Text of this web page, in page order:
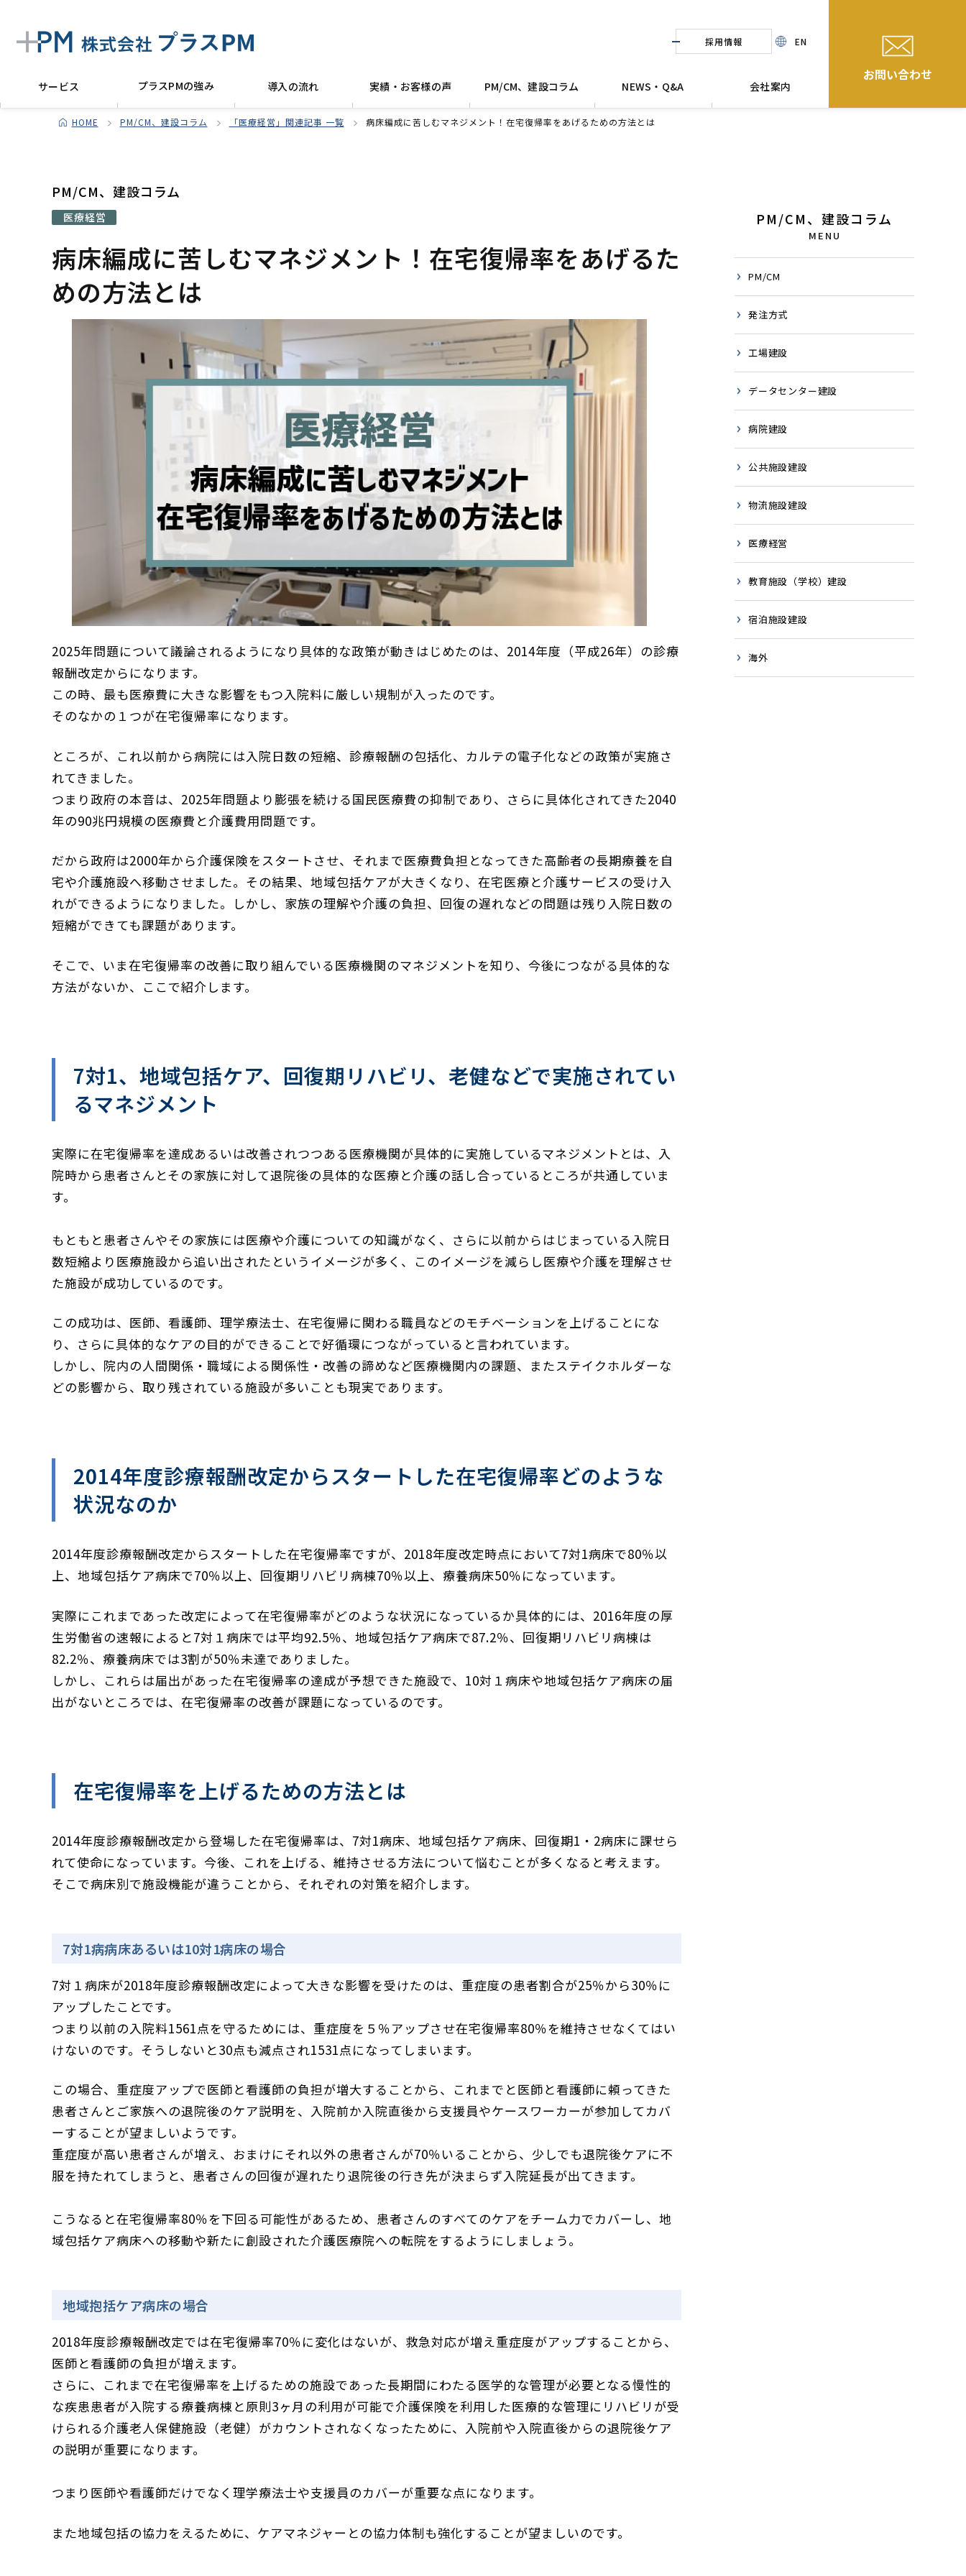
採用情報 EN
サービス プラスPMの強み 導入の流れ 実績・お客様の声 PM/CM、建設コラム NEWS・Q&A 会社案内
お問い合わせ
HOME PM/CM、建設コラム 「医療経営」関連記事 一覧 病床編成に苦しむマネジメント！在宅復帰率をあげるための方法とは
PM/CM、建設コラム
医療経営
病床編成に苦しむマネジメント！在宅復帰率をあげるた
めの方法とは
2025年問題について議論されるようになり具体的な政策が動きはじめたのは、2014年度（平成26年）の診療
報酬改定からになります。
この時、最も医療費に大きな影響をもつ入院料に厳しい規制が入ったのです。
そのなかの１つが在宅復帰率になります。
ところが、これ以前から病院には入院日数の短縮、診療報酬の包括化、カルテの電子化などの政策が実施さ
れてきました。
つまり政府の本音は、2025年問題より膨張を続ける国民医療費の抑制であり、さらに具体化されてきた2040
年の90兆円規模の医療費と介護費用問題です。
だから政府は2000年から介護保険をスタートさせ、それまで医療費負担となってきた高齢者の長期療養を自
宅や介護施設へ移動させました。その結果、地域包括ケアが大きくなり、在宅医療と介護サービスの受け入
れができるようになりました。しかし、家族の理解や介護の負担、回復の遅れなどの問題は残り入院日数の
短縮ができても課題があります。
そこで、いま在宅復帰率の改善に取り組んでいる医療機関のマネジメントを知り、今後につながる具体的な
方法がないか、ここで紹介します。
7対1、地域包括ケア、回復期リハビリ、老健などで実施されてい
るマネジメント
実際に在宅復帰率を達成あるいは改善されつつある医療機関が具体的に実施しているマネジメントとは、入
院時から患者さんとその家族に対して退院後の具体的な医療と介護の話し合っているところが共通していま
す。
もともと患者さんやその家族には医療や介護についての知識がなく、さらに以前からはじまっている入院日
数短縮より医療施設から追い出されたというイメージが多く、このイメージを減らし医療や介護を理解させ
た施設が成功しているのです。
この成功は、医師、看護師、理学療法士、在宅復帰に関わる職員などのモチベーションを上げることにな
り、さらに具体的なケアの目的ができることで好循環につながっていると言われています。
しかし、院内の人間関係・職域による関係性・改善の諦めなど医療機関内の課題、またステイクホルダーな
どの影響から、取り残されている施設が多いことも現実であります。
2014年度診療報酬改定からスタートした在宅復帰率どのような
状況なのか
2014年度診療報酬改定からスタートした在宅復帰率ですが、2018年度改定時点において7対1病床で80％以
上、地域包括ケア病床で70％以上、回復期リハビリ病棟70％以上、療養病床50％になっています。
実際にこれまであった改定によって在宅復帰率がどのような状況になっているか具体的には、2016年度の厚
生労働省の速報によると7対１病床では平均92.5％、地域包括ケア病床で87.2％、回復期リハビリ病棟は
82.2％、療養病床では3割が50％未達でありました。
しかし、これらは届出があった在宅復帰率の達成が予想できた施設で、10対１病床や地域包括ケア病床の届
出がないところでは、在宅復帰率の改善が課題になっているのです。
在宅復帰率を上げるための方法とは
2014年度診療報酬改定から登場した在宅復帰率は、7対1病床、地域包括ケア病床、回復期1・2病床に課せら
れて使命になっています。今後、これを上げる、維持させる方法について悩むことが多くなると考えます。
そこで病床別で施設機能が違うことから、それぞれの対策を紹介します。
7対1病病床あるいは10対1病床の場合
7対１病床が2018年度診療報酬改定によって大きな影響を受けたのは、重症度の患者割合が25％から30％に
アップしたことです。
つまり以前の入院料1561点を守るためには、重症度を５％アップさせ在宅復帰率80％を維持させなくてはい
けないのです。そうしないと30点も減点され1531点になってしまいます。
この場合、重症度アップで医師と看護師の負担が増大することから、これまでと医師と看護師に頼ってきた
患者さんとご家族への退院後のケア説明を、入院前か入院直後から支援員やケースワーカーが参加してカバ
ーすることが望ましいようです。
重症度が高い患者さんが増え、おまけにそれ以外の患者さんが70％いることから、少しでも退院後ケアに不
服を持たれてしまうと、患者さんの回復が遅れたり退院後の行き先が決まらず入院延長が出てきます。
こうなると在宅復帰率80％を下回る可能性があるため、患者さんのすべてのケアをチーム力でカバーし、地
域包括ケア病床への移動や新たに創設された介護医療院への転院をするようにしましょう。
地域抱括ケア病床の場合
2018年度診療報酬改定では在宅復帰率70％に変化はないが、救急対応が増え重症度がアップすることから、
医師と看護師の負担が増えます。
さらに、これまで在宅復帰率を上げるための施設であった長期間にわたる医学的な管理が必要となる慢性的
な疾患患者が入院する療養病棟と原則3ヶ月の利用が可能で介護保険を利用した医療的な管理にリハビリが受
けられる介護老人保健施設（老健）がカウントされなくなったために、入院前や入院直後からの退院後ケア
の説明が重要になります。
つまり医師や看護師だけでなく理学療法士や支援員のカバーが重要な点になります。
また地域包括の協力をえるために、ケアマネジャーとの協力体制も強化することが望ましいのです。
PM/CM、建設コラム
MENU
PM/CM
発注方式
工場建設
データセンター建設
病院建設
公共施設建設
物流施設建設
医療経営
教育施設（学校）建設
宿泊施設建設
海外